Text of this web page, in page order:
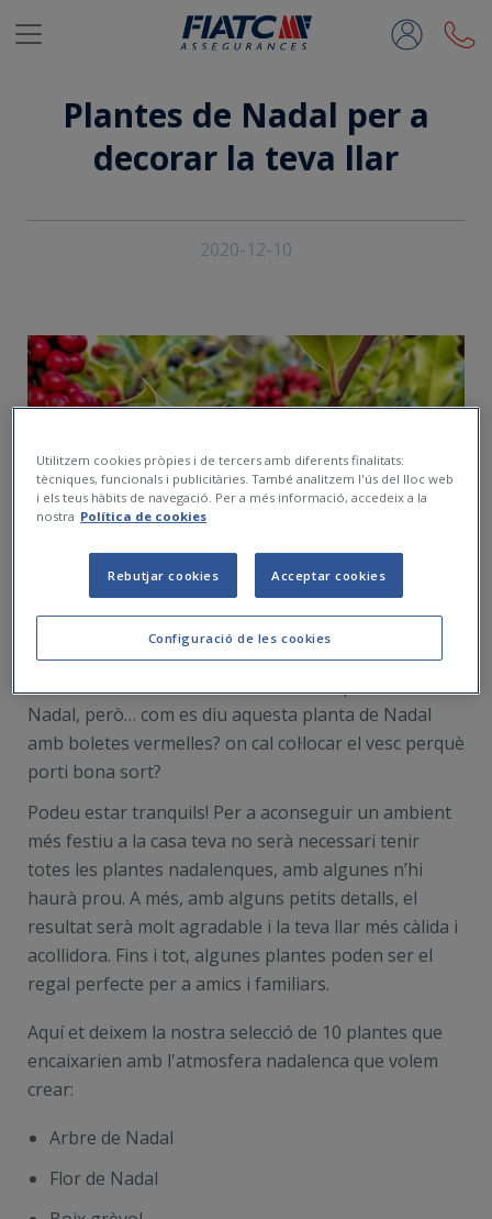
Salta al contingut principal
Plantes de Nadal per a
decorar la teva llar
2020-12-10
Les festes nadalenques s'acosten i vols crear un bon
Nadal, però… com es diu aquesta planta de Nadal
amb boletes vermelles? on cal col·locar el vesc perquè
porti bona sort?
Podeu estar tranquils! Per a aconseguir un ambient
més festiu a la casa teva no serà necessari tenir
totes les plantes nadalenques, amb algunes n’hi
haurà prou. A més, amb alguns petits detalls, el
resultat serà molt agradable i la teva llar més càlida i
acollidora. Fins i tot, algunes plantes poden ser el
regal perfecte per a amics i familiars.
Aquí et deixem la nostra selecció de 10 plantes que
encaixarien amb l'atmosfera nadalenca que volem
crear:
Arbre de Nadal
Flor de Nadal
Utilitzem cookies pròpies i de tercers amb diferents finalitats:
tècniques, funcionals i publicitàries. També analitzem l'ús del lloc web
i els teus hàbits de navegació. Per a més informació, accedeix a la
nostra Política de cookies
Configuració de les cookies
Rebutjar cookies Acceptar cookies